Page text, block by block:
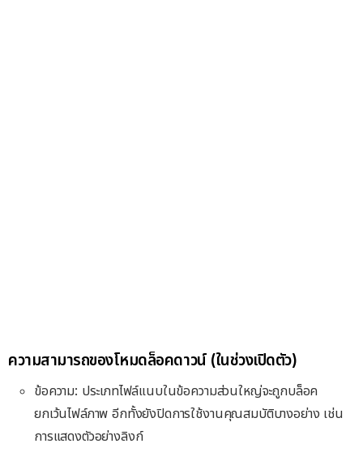
ความสามารถของโหมดล็อคดาวน์ (ในช่วงเปิดตัว)
ข้อความ: ประเภทไฟล์แนบในข้อความส่วนใหญ่จะถูกบล็อค
ยกเว้นไฟล์ภาพ อีกทั้งยังปิดการใช้งานคุณสมบัติบางอย่าง เช่น
การแสดงตัวอย่างลิงก์